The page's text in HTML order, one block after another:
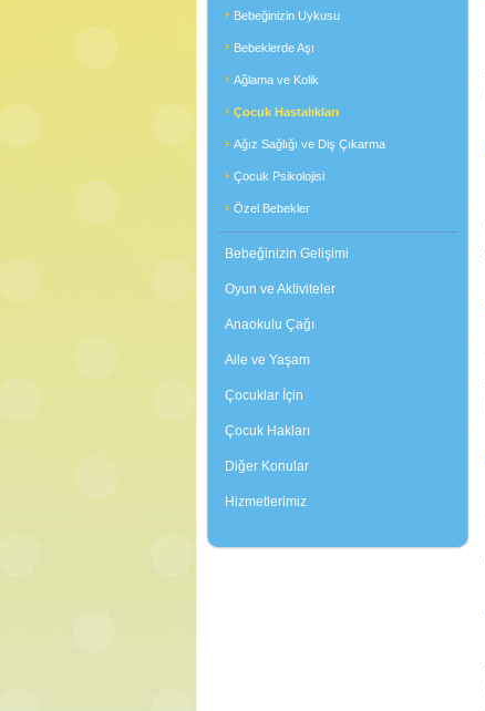
Bebeğinizin Uykusu
Bebeklerde Aşı
Ağlama ve Kolik
Çocuk Hastalıkları
Ağız Sağlığı ve Diş Çıkarma
Çocuk Psikolojisi
Özel Bebekler
Bebeğinizin Gelişimi
Oyun ve Aktiviteler
Anaokulu Çağı
Aile ve Yaşam
Çocuklar İçin
Çocuk Hakları
Diğer Konular
Hizmetlerimiz